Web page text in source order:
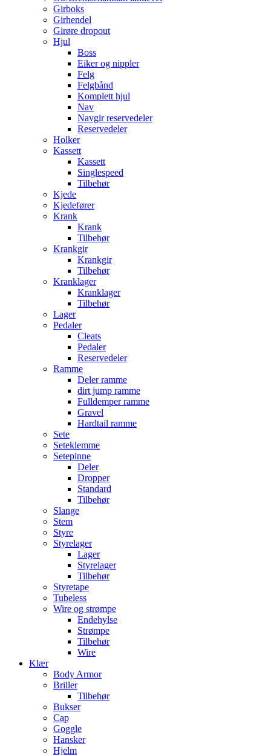
Girboks
Girhendel
Girøre dropout
Hjul
Boss
Eiker og nippler
Felg
Felgbånd
Komplett hjul
Nav
Navgir reservedeler
Reservedeler
Holker
Kassett
Kassett
Singlespeed
Tilbehør
Kjede
Kjedefører
Krank
Krank
Tilbehør
Krankgir
Krankgir
Tilbehør
Kranklager
Kranklager
Tilbehør
Lager
Pedaler
Cleats
Pedaler
Reservedeler
Ramme
Deler ramme
dirt jump ramme
Fulldemper ramme
Gravel
Hardtail ramme
Sete
Seteklemme
Setepinne
Deler
Dropper
Standard
Tilbehør
Slange
Stem
Styre
Styrelager
Lager
Styrelager
Tilbehør
Styretape
Tubeless
Wire og strømpe
Endehylse
Strømpe
Tilbehør
Wire
Klær
Body Armor
Briller
Tilbehør
Bukser
Cap
Goggle
Hansker
Hjelm